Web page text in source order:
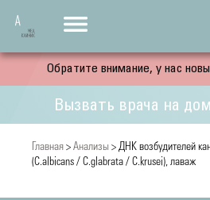
Обратите внимание, у нас
Вызвать врача на
Главная > Анализы > ДНК возбудителей
(C.albicans / C.glabrata / C.krusei), лаваж